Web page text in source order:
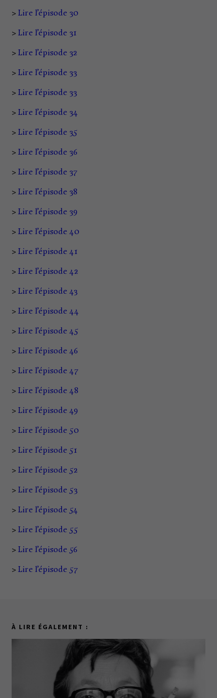
> Lire l’épisode 30
> Lire l’épisode 31
> Lire l’épisode 32
> Lire l’épisode 33
> Lire l’épisode 33
> Lire l’épisode 34
> Lire l’épisode 35
> Lire l’épisode 36
> Lire l’épisode 37
> Lire l’épisode 38
> Lire l’épisode 39
> Lire l’épisode 40
> Lire l’épisode 41
> Lire l’épisode 42
> Lire l’épisode 43
> Lire l’épisode 44
> Lire l’épisode 45
> Lire l’épisode 46
> Lire l’épisode 47
> Lire l’épisode 48
> Lire l’épisode 49
> Lire l’épisode 50
> Lire l’épisode 51
> Lire l’épisode 52
> Lire l’épisode 53
> Lire l’épisode 54
> Lire l’épisode 55
> Lire l’épisode 56
> Lire l’épisode 57
À LIRE ÉGALEMENT :